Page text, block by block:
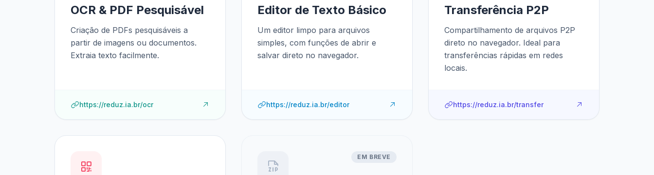
OCR & PDF Pesquisável
Criação de PDFs pesquisáveis a
partir de imagens ou documentos.
Extraia texto facilmente.
https://reduz.ia.br/ocr
Editor de Texto Básico
Um editor limpo para arquivos
simples, com funções de abrir e
salvar direto no navegador.
https://reduz.ia.br/editor
Transferência P2P
Compartilhamento de arquivos P2P
direto no navegador. Ideal para
transferências rápidas em redes
locais.
https://reduz.ia.br/transfer
EM BREVE